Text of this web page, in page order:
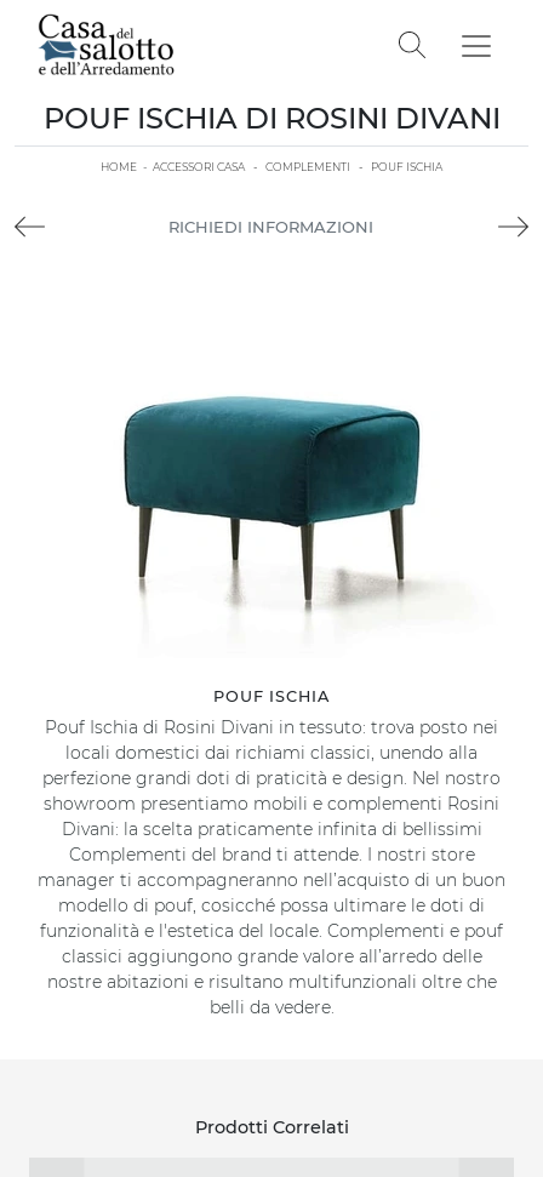
POUF ISCHIA DI ROSINI DIVANI
HOME - ACCESSORI CASA - COMPLEMENTI - POUF ISCHIA
RICHIEDI INFORMAZIONI
POUF ISCHIA
Pouf Ischia di Rosini Divani in tessuto: trova posto nei
locali domestici dai richiami classici, unendo alla
perfezione grandi doti di praticità e design. Nel nostro
showroom presentiamo mobili e complementi Rosini
Divani: la scelta praticamente infinita di bellissimi
Complementi del brand ti attende. I nostri store
manager ti accompagneranno nell’acquisto di un buon
modello di pouf, cosicché possa ultimare le doti di
funzionalità e l'estetica del locale. Complementi e pouf
classici aggiungono grande valore all’arredo delle
nostre abitazioni e risultano multifunzionali oltre che
belli da vedere.
Prodotti Correlati